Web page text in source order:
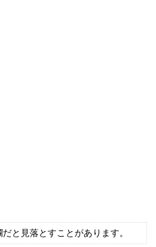
と見落とすことがあります。